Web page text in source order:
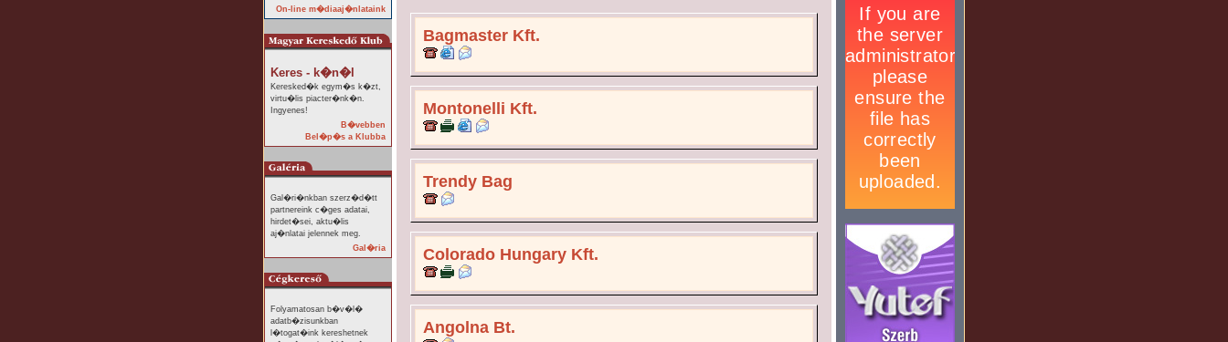
On-line m�diaaj�nlataink
Keres - k�n�l
Keresked�k egym�s k�zt,
virtu�lis piacter�nk�n.
Ingyenes!
B�vebben
Bel�p�s a Klubba
Gal�ri�nkban szerz�d�tt
partnereink c�ges adatai,
hirdet�sei, aktu�lis
aj�nlatai jelennek meg.
Gal�ria
Folyamatosan b�v�l�
adatb�zisunkban
l�togat�ink kereshetnek
Bagmaster Kft.
Montonelli Kft.
Trendy Bag
Colorado Hungary Kft.
Angolna Bt.